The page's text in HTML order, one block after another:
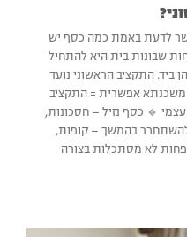
לדעת באמת כמה כסף יש
שבונות בית היא להתחיל
ביד. התקציב הראשוני נועד
משכנתא אפשרית = התקציב
– מיפוי ההון העצמי 🔹 כסף נזיל – חסכונות,
להשתחרר בהמשך – קופות,
לא מסתכלות בצורה